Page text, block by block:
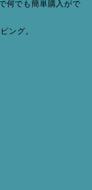
何でも簡単購入がで
ング。